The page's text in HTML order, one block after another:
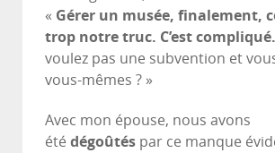
« Gérer un musée, finalement,
trop notre truc. C’est compliqué.
voulez pas une subvention et
vous-mêmes ? »
Avec mon épouse, nous avons
été dégoûtés par ce manque